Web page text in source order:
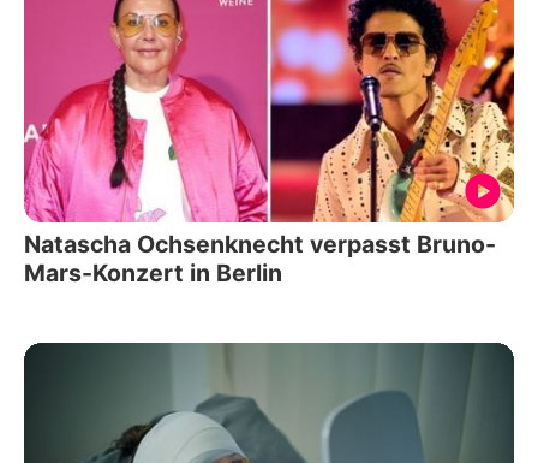
Natascha Ochsenknecht verpasst Bruno-
Mars-Konzert in Berlin